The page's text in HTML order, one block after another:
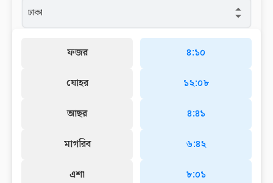
ফজর
যোহর
আছর
মাগরিব
এশা
৪:১০
১২:০৮
৪:৪১
৬:৪২
৮:০১